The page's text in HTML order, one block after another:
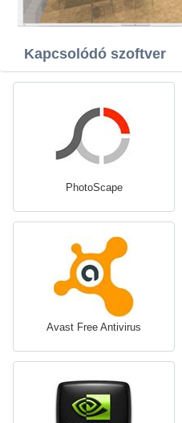
Kapcsolódó szoftver
PhotoScape
Avast Free Antivirus